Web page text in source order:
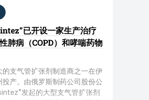
已开设一家生产治疗
肺病（COPD）和哮喘药物
的支气管扩张剂制造商之一在伊
投产。由俄罗斯制药公司股份公
发起的大型支气管扩张剂